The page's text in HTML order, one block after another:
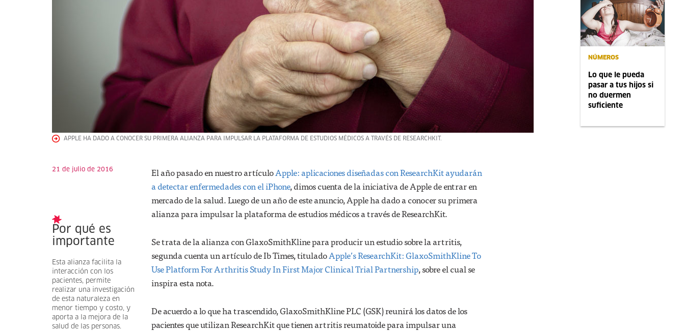
NÚMEROS
Lo que le pueda
pasar a tus hijos si
no duermen
suficiente
APPLE HA DADO A CONOCER SU PRIMERA ALIANZA PARA IMPULSAR LA PLATAFORMA DE ESTUDIOS MÉDICOS A TRAVÉS DE RESEARCHKIT.
21 de julio de 2016
Por qué es
importante
Esta alianza facilita la
interacción con los
pacientes, permite
realizar una investigación
de esta naturaleza en
menor tiempo y costo, y
aporta a la mejora de la
salud de las personas.
El año pasado en nuestro artículoApple: aplicaciones diseñadas con ResearchKit ayudarán
a detectar enfermedades con el iPhone, dimos cuenta de la iniciativa de Apple de entrar en
mercado de la salud. Luego de un año de este anuncio, Apple ha dado a conocer su primera
alianza para impulsar la plataforma de estudios médicos a través de ResearchKit.
Se trata de la alianza con GlaxoSmithKline para producir un estudio sobre la artritis,
segunda cuenta un artículo de Ib Times, tituladoApple’s ResearchKit: GlaxoSmithKline To
Use Platform For Arthritis Study In First Major Clinical Trial Partnership, sobre el cual se
inspira esta nota.
De acuerdo a lo que ha trascendido, GlaxoSmithKline PLC (GSK) reunirá los datos de los
pacientes que utilizan ResearchKit que tienen artritis reumatoide para impulsar una